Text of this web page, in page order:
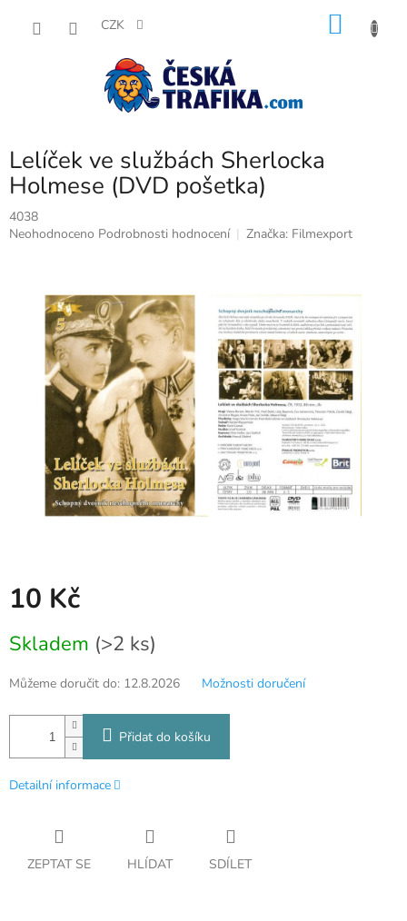
CZK
Lelíček ve službách Sherlocka
Holmese (DVD pošetka)
4038
Průměrné
hvězdiček.
Neohodnoceno Podrobnosti hodnocení Značka: Filmexport
10 Kč
cena:
Skladem (>2 ks)
Můžeme doručit do: 12.8.2026 Možnosti doručení
Přidat do košíku
Detailní informace
ZEPTAT SE HLÍDAT SDÍLET